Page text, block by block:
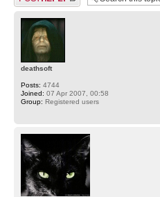
deathsoft
Posts: 4744
Joined: 07 Apr 2007, 00:58
Group: Registered users